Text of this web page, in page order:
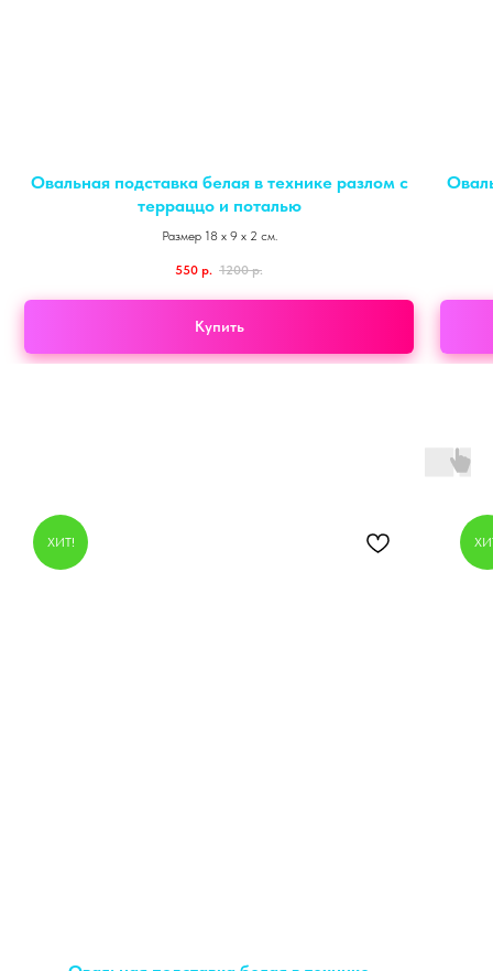
Овальная подставка белая в технике разлом с
терраццо и поталью
Размер 18 х 9 х 2 см.
550 р. 1200 р.
Купить
ХИТ!